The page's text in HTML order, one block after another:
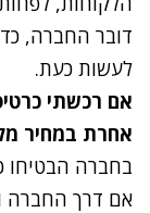
דובר החברה,
לעשות כעת.
אם רכשתי
אחרת במחיר
בחברה הבטיחו
אם דרך החברה